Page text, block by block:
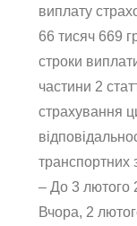
виплату
66 тисяч 669
строки
частини 2
страхування
транспортних
– До 3 лютого
Вчора, 2